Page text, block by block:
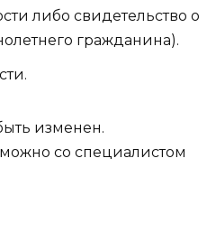
либо свидетельство о
гражданина).
изменен.
со специалистом